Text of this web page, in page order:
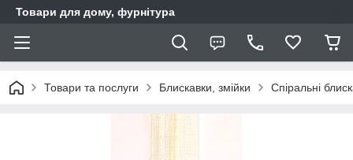
Товари для дому, фурнітура
Товари та послуги Блискавки, змійки Спіральні